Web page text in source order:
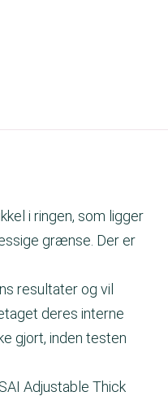
i ringen, som ligger
grænse. Der er
resultater og vil
deres interne
gjort, inden testen
Adjustable Thick